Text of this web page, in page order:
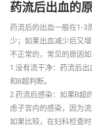
药流后出血的
药流后的出血一般在1-3
少；如果出血减少后又
不正常的，常见的原因如
1.没有流干净：药流后
和B超判断。
2.药流后感染：如果B超
虑子宫内的感染，因为
如果比较，在妇科检查